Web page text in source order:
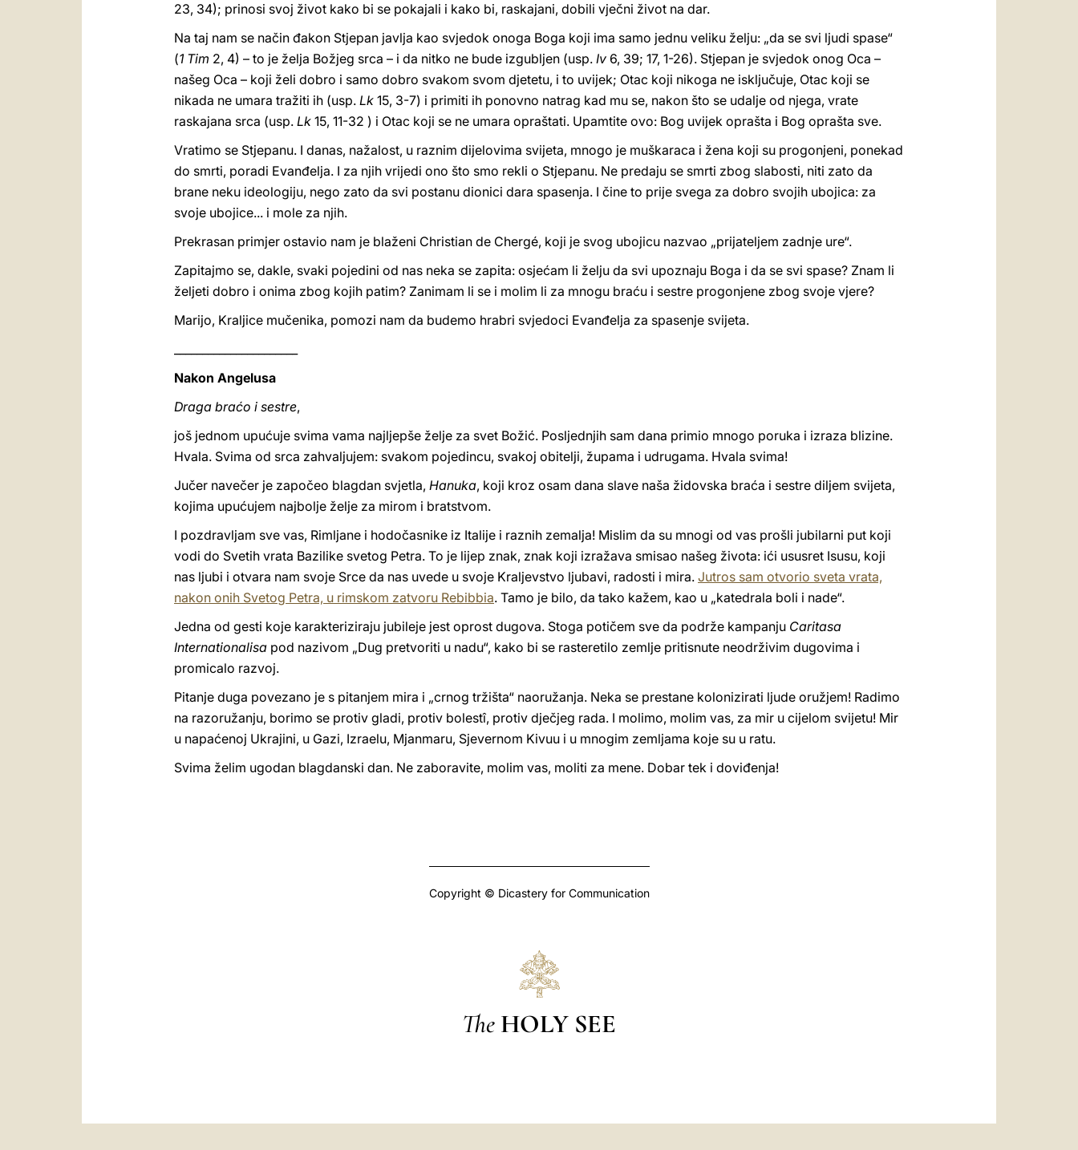
23, 34); prinosi svoj život kako bi se pokajali i kako bi, raskajani, dobili vječni život na dar.
Na taj nam se način đakon Stjepan javlja kao svjedok onoga Boga koji ima samo jednu veliku želju: „da se svi ljudi spase“
(1 Tim 2, 4) – to je želja Božjeg srca – i da nitko ne bude izgubljen (usp. Iv 6, 39; 17, 1-26). Stjepan je svjedok onog Oca –
našeg Oca – koji želi dobro i samo dobro svakom svom djetetu, i to uvijek; Otac koji nikoga ne isključuje, Otac koji se
nikada ne umara tražiti ih (usp. Lk 15, 3-7) i primiti ih ponovno natrag kad mu se, nakon što se udalje od njega, vrate
raskajana srca (usp. Lk 15, 11-32 ) i Otac koji se ne umara opraštati. Upamtite ovo: Bog uvijek oprašta i Bog oprašta sve.
Vratimo se Stjepanu. I danas, nažalost, u raznim dijelovima svijeta, mnogo je muškaraca i žena koji su progonjeni, ponekad
do smrti, poradi Evanđelja. I za njih vrijedi ono što smo rekli o Stjepanu. Ne predaju se smrti zbog slabosti, niti zato da
brane neku ideologiju, nego zato da svi postanu dionici dara spasenja. I čine to prije svega za dobro svojih ubojica: za
svoje ubojice... i mole za njih.
Prekrasan primjer ostavio nam je blaženi Christian de Chergé, koji je svog ubojicu nazvao „prijateljem zadnje ure“.
Zapitajmo se, dakle, svaki pojedini od nas neka se zapita: osjećam li želju da svi upoznaju Boga i da se svi spase? Znam li
željeti dobro i onima zbog kojih patim? Zanimam li se i molim li za mnogu braću i sestre progonjene zbog svoje vjere?
Marijo, Kraljice mučenika, pomozi nam da budemo hrabri svjedoci Evanđelja za spasenje svijeta.
Nakon Angelusa
Draga braćo i sestre,
još jednom upućuje svima vama najljepše želje za svet Božić. Posljednjih sam dana primio mnogo poruka i izraza blizine.
Hvala. Svima od srca zahvaljujem: svakom pojedincu, svakoj obitelji, župama i udrugama. Hvala svima!
Jučer navečer je započeo blagdan svjetla, Hanuka, koji kroz osam dana slave naša židovska braća i sestre diljem svijeta,
kojima upućujem najbolje želje za mirom i bratstvom.
I pozdravljam sve vas, Rimljane i hodočasnike iz Italije i raznih zemalja! Mislim da su mnogi od vas prošli jubilarni put koji
vodi do Svetih vrata Bazilike svetog Petra. To je lijep znak, znak koji izražava smisao našeg života: ići ususret Isusu, koji
nas ljubi i otvara nam svoje Srce da nas uvede u svoje Kraljevstvo ljubavi, radosti i mira. Jutros sam otvorio sveta vrata,
nakon onih Svetog Petra, u rimskom zatvoru Rebibbia. Tamo je bilo, da tako kažem, kao u „katedrala boli i nade“.
Jedna od gesti koje karakteriziraju jubileje jest oprost dugova. Stoga potičem sve da podrže kampanju Caritasa
Internationalisa pod nazivom „Dug pretvoriti u nadu“, kako bi se rasteretilo zemlje pritisnute neodrživim dugovima i
promicalo razvoj.
Pitanje duga povezano je s pitanjem mira i „crnog tržišta“ naoružanja. Neka se prestane kolonizirati ljude oružjem! Radimo
na razoružanju, borimo se protiv gladi, protiv bolestî, protiv dječjeg rada. I molimo, molim vas, za mir u cijelom svijetu! Mir
u napaćenoj Ukrajini, u Gazi, Izraelu, Mjanmaru, Sjevernom Kivuu i u mnogim zemljama koje su u ratu.
Svima želim ugodan blagdanski dan. Ne zaboravite, molim vas, moliti za mene. Dobar tek i doviđenja!
Copyright © Dicastery for Communication
The HOLY SEE